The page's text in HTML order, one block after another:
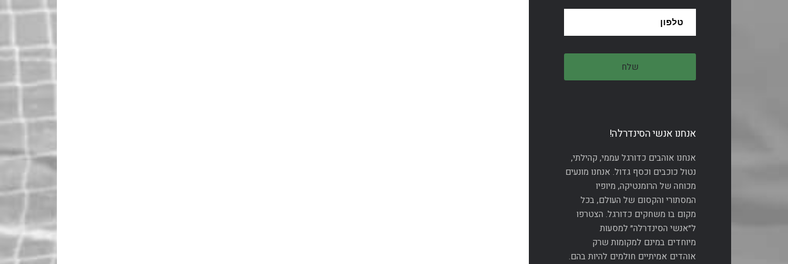
אנחנו אנשי הסינדרלה!
אנחנו אוהבים כדורגל עממי, קהילתי,
נטול כוכבים וכסף גדול. אנחנו מונעים
מכוחה של הרומנטיקה, מיופיו
המסתורי והקסום של העולם, בכל
מקום בו משחקים כדורגל. הצטרפו
ל״אנשי הסינדרלה״ למסעות
מיוחדים במינם למקומות שרק
אוהדים אמיתיים חולמים להיות בהם.